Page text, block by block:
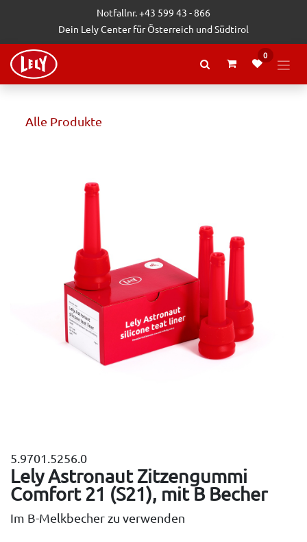
Zum Inhalt springenNotfallnr. +43 599 43 - 866
Dein Lely Center für Österreich und Südtirol
0
Alle Produkte
5.9701.5256.0
Lely Astronaut Zitzengummi
Comfort 21 (S21), mit B Becher
Im B-Melkbecher zu verwenden